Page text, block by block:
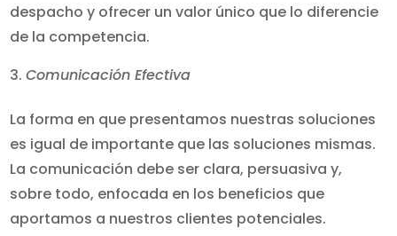
despacho y ofrecer un valor único que lo diferencie
de la competencia.
Comunicación Efectiva
La forma en que presentamos nuestras soluciones
es igual de importante que las soluciones mismas.
La comunicación debe ser clara, persuasiva y,
sobre todo, enfocada en los beneficios que
aportamos a nuestros clientes potenciales.